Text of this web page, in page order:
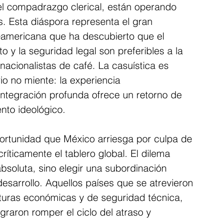
compadrazgo clerical, están operando
Esta diáspora representa el gran
que ha descubierto que el
y la seguridad legal son preferibles a la
de café. La casuística es
no miente: la experiencia
profunda ofrece un retorno de
ideológico.
que México arriesga por culpa de
el tablero global. El dilema
sino elegir una subordinación
Aquellos países que se atrevieron
económicas y de seguridad técnica,
romper el ciclo del atraso y